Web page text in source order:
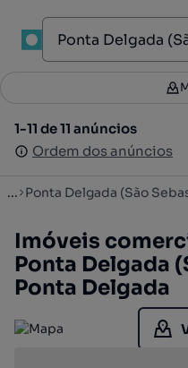
1-11 de 11 anúncios
Ordem dos anúncios
1-11 de 11 anúncios
Ordem dos anúncios
... Ponta Delgada (São
Imóveis
Ponta Delgada
Ponta Delgada